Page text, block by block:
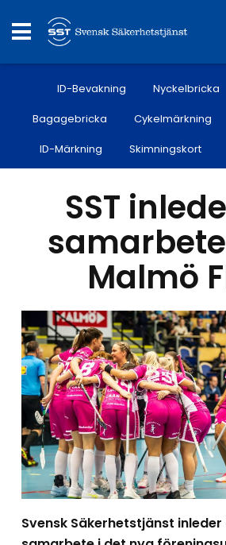
ID-Bevakning Nyckelbricka
Bagagebricka
Cykelmärkning
ID-Märkning
Skimningskort
SST
Malmö
Svensk Säkerhetstjänst